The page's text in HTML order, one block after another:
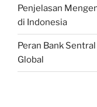
Penjelasan
di Indonesia
Peran Bank
Global